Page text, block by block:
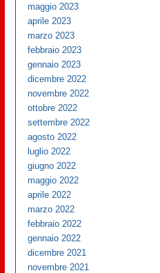
maggio 2023
aprile 2023
marzo 2023
febbraio 2023
gennaio 2023
dicembre 2022
novembre 2022
ottobre 2022
settembre 2022
agosto 2022
luglio 2022
giugno 2022
maggio 2022
aprile 2022
marzo 2022
febbraio 2022
gennaio 2022
dicembre 2021
novembre 2021